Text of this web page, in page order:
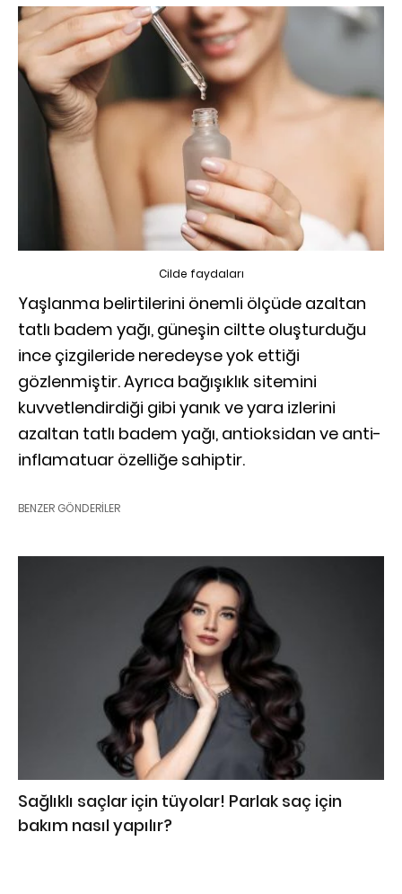
Cilde faydaları
Yaşlanma belirtilerini önemli ölçüde azaltan
tatlı badem yağı, güneşin ciltte oluşturduğu
ince çizgileride neredeyse yok ettiği
gözlenmiştir. Ayrıca bağışıklık sitemini
kuvvetlendirdiği gibi yanık ve yara izlerini
azaltan tatlı badem yağı, antioksidan ve anti-
inflamatuar özelliğe sahiptir.
BENZER GÖNDERILER
Sağlıklı saçlar için tüyolar! Parlak saç için
bakım nasıl yapılır?